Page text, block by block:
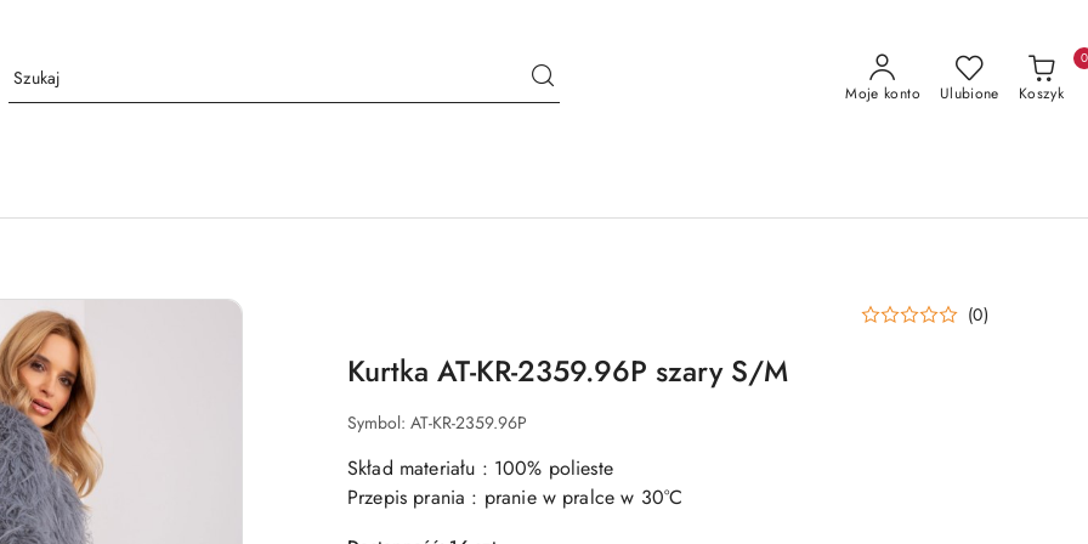
Moje konto Ulubione Koszyk
0
(0)
Kurtka AT-KR-2359.96P szary S/M
Symbol: AT-KR-2359.96P
Skład materiału : 100% polieste
Przepis prania : pranie w pralce w 30°C